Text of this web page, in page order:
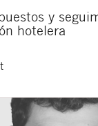
y
hotelera